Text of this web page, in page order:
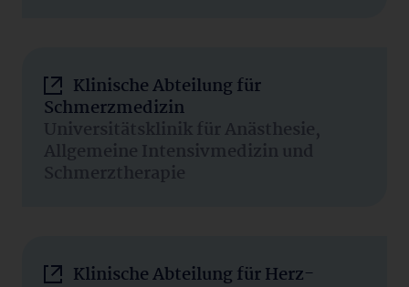
Klinische Abteilung für
Schmerzmedizin
Universitätsklinik für Anästhesie,
Allgemeine Intensivmedizin und
Schmerztherapie
Klinische Abteilung für Herz-